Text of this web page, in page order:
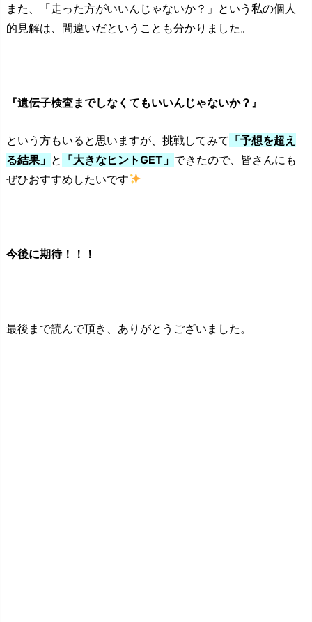
また、「走った方がいいんじゃないか？」という私の個人
的見解は、間違いだということも分かりました。
『遺伝子検査までしなくてもいいんじゃないか？』
という方もいると思いますが、挑戦してみて 「予想を超え
る結果」 と 「大きなヒントGET」 できたので、皆さんにも
ぜひおすすめしたいです
今後に期待！！！
最後まで読んで頂き、ありがとうございました。